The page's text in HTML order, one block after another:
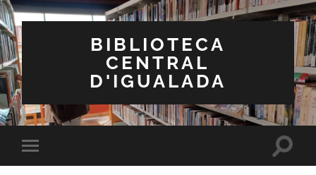
BIBLIOTECA
CENTRAL
D'IGUALADA
Toggle
mobile
Toggle